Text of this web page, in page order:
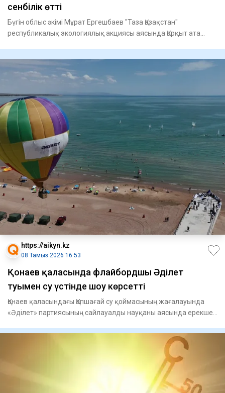
сенбілік өтті
Бүгін облыс әкімі Мұрат Ергешбаев "Таза Қазақстан"
республикалық экологиялық акциясы аясында Қорқыт ата
https://aikyn.kz
08 Тамыз 2026 16:53
Қонаев қаласында флайбордшы Әділет
туымен су үстінде шоу көрсетті
Қонаев қаласындағы Қапшағай су қоймасының жағалауында
«Әділет» партиясының сайлауалды науқаны аясында ерекше